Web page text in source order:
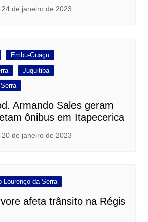
24 de janeiro de 2023
Embu-Guaçu
Juquitiba
Armando Sales geram
ônibus em Itapecerica
20 de janeiro de 2023
Lourenço da Serra
afeta trânsito na Régis